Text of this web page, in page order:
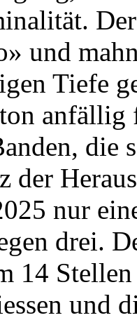
und
Tiefe
die
der
nur
drei.
14
und